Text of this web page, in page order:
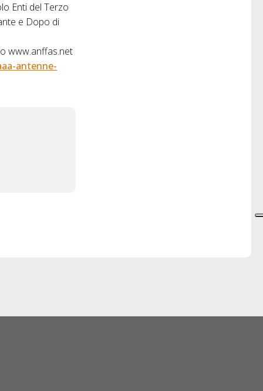
Enti del Terzo
e Dopo di
www.anffas.net
antenne-